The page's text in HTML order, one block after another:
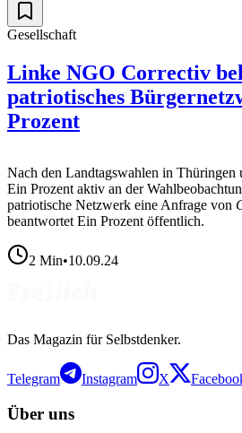
Gesellschaft
Linke NGO Correctiv
patriotisches
Prozent
Nach den Landtagswahlen in Thüringen
Ein Prozent aktiv an der
patriotische Netzwerk eine Anfrage von
beantwortet Ein Prozent öffentlich.
2 Min•10.09.24
Das Magazin für Selbstdenker.
Telegram Instagram X
Über uns